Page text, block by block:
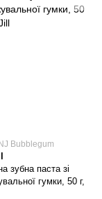
Bubblegum
зубна паста зі
гумки, 50 г,